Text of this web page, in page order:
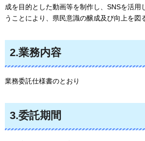
成を目的とした動画等を制作し、SNSを活用
うことにより、県民意識の醸成及び向上を図
2.業務内容
業務委託仕様書のとおり
3.委託期間